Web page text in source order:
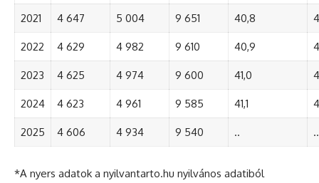
2021 4 647 5 004 9 651 40,8
2022 4 629 4 982 9 610 40,9
2023 4 625 4 974 9 600 41,0
2024 4 623 4 961 9 585 41,1
2025 4 606 4 934 9 540 .. ..
*A nyers adatok a nyilvantarto.hu nyilvános adatiból